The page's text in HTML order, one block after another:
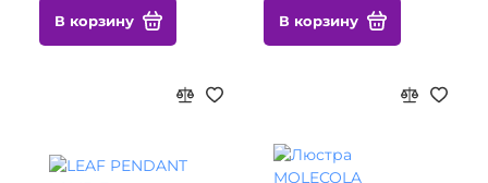
В корзину В корзину